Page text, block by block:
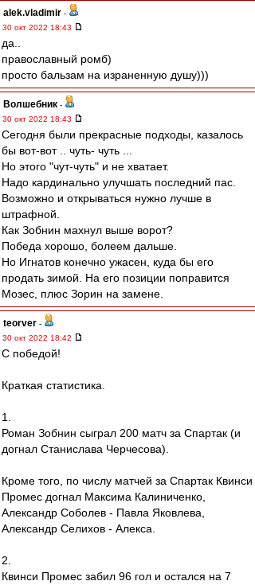
alek.vladimir -
30 окт 2022 18:43
да..
православный ромб)
просто бальзам на израненную душу)))
Волшебник -
30 окт 2022 18:43
Сегодня были прекрасные подходы, казалось
бы вот-вот .. чуть- чуть ...
Но этого "чут-чуть" и не хватает.
Надо кардинально улучшать последний пас.
Возможно и открываться нужно лучше в
штрафной.
Как Зобнин махнул выше ворот?
Победа хорошо, болеем дальше.
Но Игнатов конечно ужасен, куда бы его
продать зимой. На его позиции поправится
Мозес, плюс Зорин на замене.
teorver -
30 окт 2022 18:42
С победой!
Краткая статистика.
1.
Роман Зобнин сыграл 200 матч за Спартак (и
догнал Станислава Черчесова).
Кроме того, по числу матчей за Спартак Квинси
Промес догнал Максима Калиниченко,
Александр Соболев - Павла Яковлева,
Александр Селихов - Алекса.
2.
Квинси Промес забил 96 гол и остался на 7